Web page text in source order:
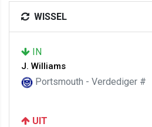
WISSEL
IN
J. Williams
Portsmouth - Verdediger #
UIT